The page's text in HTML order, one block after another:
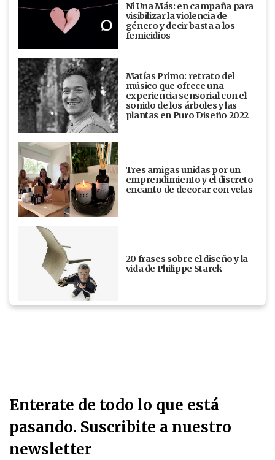
Ni Una Más: en campaña para
visibilizar la violencia de
género y decir basta a los
femicidios
Matías Primo: retrato del
músico que ofrece una
experiencia sensorial con el
sonido de los árboles y las
plantas en Puro Diseño 2022
Tres amigas unidas por un
emprendimiento y el discreto
encanto de decorar con velas
20 frases sobre el diseño y la
vida de Philippe Starck
Enterate de todo lo que está
pasando. Suscribite a nuestro
newsletter